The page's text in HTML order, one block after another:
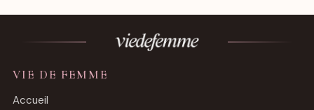
VIE DE FEMME
Accueil